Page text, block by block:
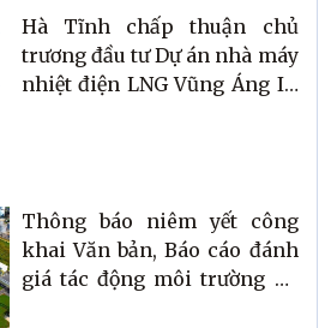
Hà Tĩnh chấp thuận chủ
trương đầu tư Dự án nhà máy
nhiệt điện LNG Vũng Áng III
Thông báo niêm yết công
khai Văn bản, Báo cáo đánh
giá tác động môi trường dự